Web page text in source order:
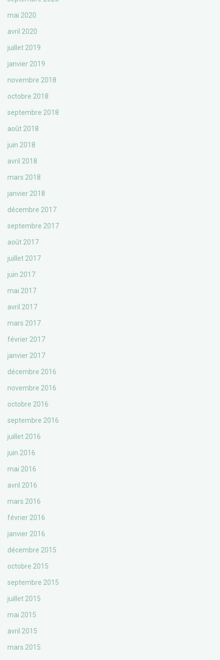
mai 2020
avril 2020
juillet 2019
janvier 2019
novembre 2018
octobre 2018
septembre 2018
août 2018
juin 2018
avril 2018
mars 2018
janvier 2018
décembre 2017
septembre 2017
août 2017
juillet 2017
juin 2017
mai 2017
avril 2017
mars 2017
février 2017
janvier 2017
décembre 2016
novembre 2016
octobre 2016
septembre 2016
juillet 2016
juin 2016
mai 2016
avril 2016
mars 2016
février 2016
janvier 2016
décembre 2015
octobre 2015
septembre 2015
juillet 2015
mai 2015
avril 2015
mars 2015